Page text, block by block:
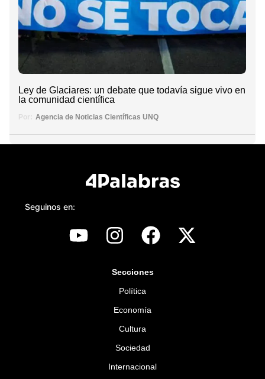
Ley de Glaciares: un debate que todavía sigue vivo en
la comunidad científica
Por: Agencia de Noticias Científicas UNQ
Seguinos en:
Secciones
Política
Economía
Cultura
Sociedad
Internacional